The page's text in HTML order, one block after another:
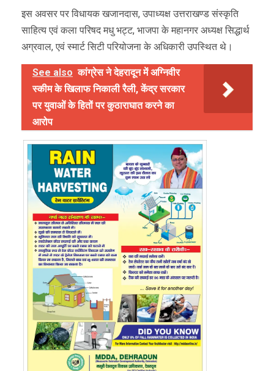
इस अवसर पर विधायक खजानदास, उपाध्यक्ष उत्तराखण्ड संस्कृति
साहित्य एवं कला परिषद मधु भट्ट, भाजपा के महानगर अध्यक्ष सिद्धार्थ
अग्रवाल, एवं स्मार्ट सिटी परियोजना के अधिकारी उपस्थित थे।
See also कांग्रेस ने देहरादून में अग्निवीर
स्कीम के खिलाफ निकाली रैली, केंद्र सरकार
पर युवाओं के हितों पर कुठाराघात करने का
आरोप